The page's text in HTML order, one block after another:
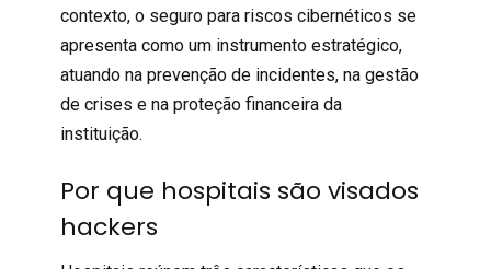
contexto, o seguro para riscos cibernéticos se
apresenta como um instrumento estratégico,
atuando na prevenção de incidentes, na gestão
de crises e na proteção financeira da
instituição.
Por que hospitais são visados
hackers